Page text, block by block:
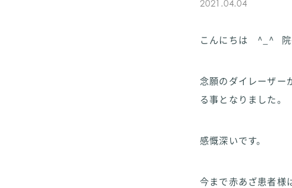
2021.04.04
こんにちは ^_^ 院
念願のダイレーザー
る事となりました。
感慨深いです。
今まで赤あざ患者様